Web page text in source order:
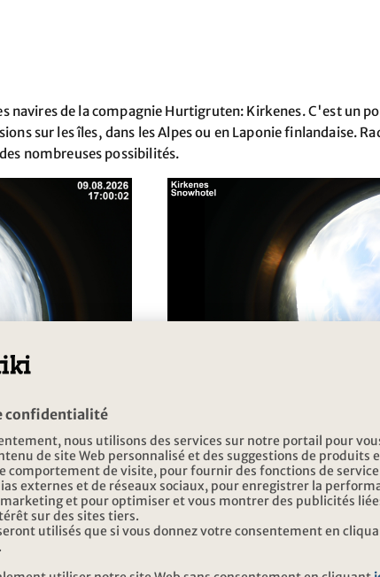
navires de la compagnie Hurtigruten: Kirkenes. C'est un
sur les îles, dans les Alpes ou en Laponie finlandaise.
nombreuses possibilités.
comme Chrome, Firefox ou Edge.